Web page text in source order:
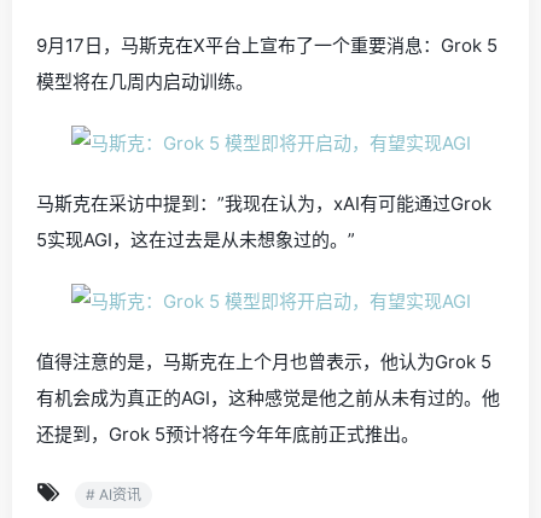
9月17日，马斯克在X平台上宣布了一个重要消息：Grok 5
模型将在几周内启动训练。
马斯克在采访中提到：”我现在认为，xAI有可能通过Grok
5实现AGI，这在过去是从未想象过的。”
值得注意的是，马斯克在上个月也曾表示，他认为Grok 5
有机会成为真正的AGI，这种感觉是他之前从未有过的。他
还提到，Grok 5预计将在今年年底前正式推出。
# AI资讯